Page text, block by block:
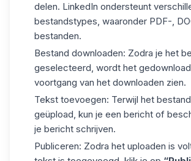
delen. LinkedIn ondersteunt
bestandstypes, waaronder PDF-,
bestanden.
Bestand downloaden: Zodra je het
geselecteerd, wordt het
voortgang van het downloaden zien.
Tekst toevoegen: Terwijl het
geüpload, kun je een bericht of
je bericht schrijven.
Publiceren: Zodra het uploaden is